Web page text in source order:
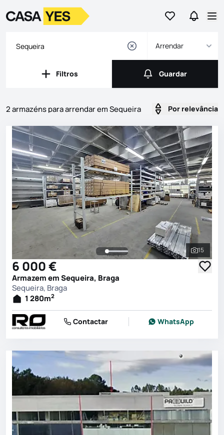
Ir para osIr para
LogoIr para a homepage
Arrendar
Filtros
Filtros Guardar
Guardar
2 armazéns para arrendar em Sequeira Por relevância
Imóveis
Lista de Imóveis
Ver
15
6 000 €
Armazem em Sequeira, Braga
Sequeira, Braga
1 280m2
Contactar WhatsApp